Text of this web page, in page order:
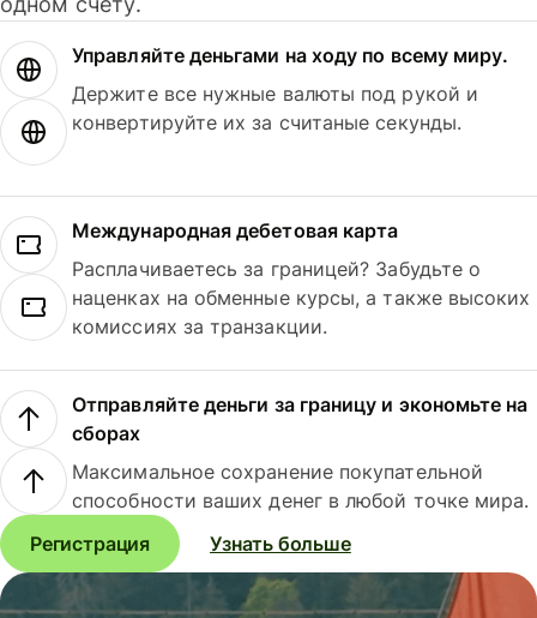
Управляйте деньгами на ходу по всему миру.
Держите все нужные валюты под рукой и
конвертируйте их за считаные секунды.
Международная дебетовая карта
Расплачиваетесь за границей? Забудьте о
наценках на обменные курсы, а также высоких
комиссиях за транзакции.
Отправляйте деньги за границу и экономьте на
сборах
Максимальное сохранение покупательной
способности ваших денег в любой точке мира.
Регистрация
Узнать больше